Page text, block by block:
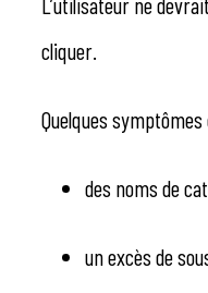
cliquer.
Quelques
des noms de
un excès de